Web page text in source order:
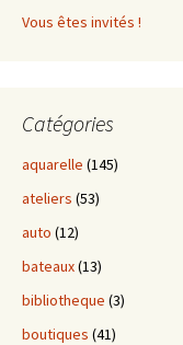
Vous êtes invités !
Catégories
aquarelle (145)
ateliers (53)
auto (12)
bateaux(13)
bibliotheque (3)
boutiques (41)